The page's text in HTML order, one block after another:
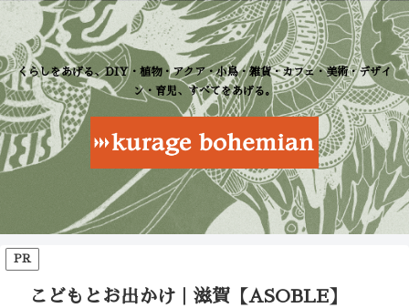
くらしをあげる、DIY・植物・アクア・小鳥・雑貨・カフェ・美術・デザイ
ン・育児、すべてをあげる。
PR
こどもとお出かけ｜滋賀【ASOBLE】